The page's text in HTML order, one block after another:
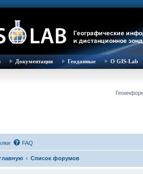
Документация Геоданные О GIS-Lab
FAQ
Список форумов